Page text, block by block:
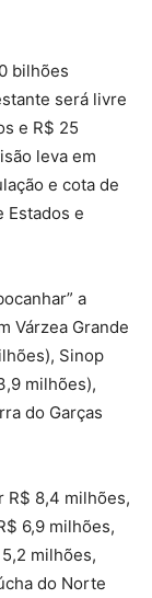
bilhões
será livre
e R$ 25
leva em
e cota de
Estados e
a
Várzea Grande
Sinop
milhões),
do Garças
R$ 8,4 milhões,
6,9 milhões,
milhões,
do Norte